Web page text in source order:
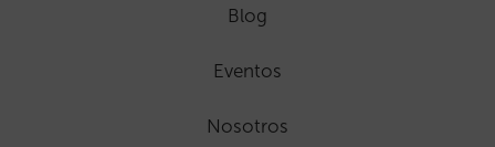
Blog
Eventos
Nosotros